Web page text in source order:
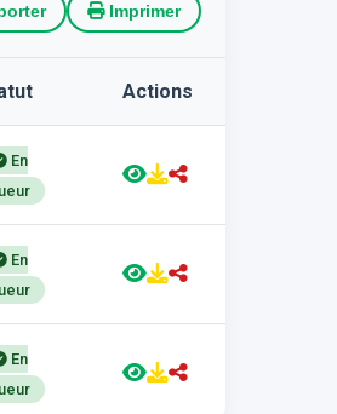
Imprimer
Actions
En
En
En